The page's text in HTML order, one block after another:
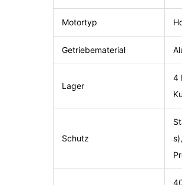
Motortyp
Getriebematerial
Lager
4
Schutz